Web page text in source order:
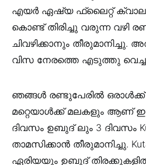
എയര്‍ ഏഷ്യ ഫ്ലൈറ്റ്
കൊണ്ട് തിരിച്ചു വരുന്ന വഴി
ചിവഴിക്കാനും തീരുമാനിച്ചു.
വിസ നേരത്തെ എടുത്തു
ഞങ്ങള്‍ രണ്ടുപേരില്‍
മറ്റെയാള്‍ക്ക് മലകളും ആണ്
ദിവസം ഉബുദ് ലും 3 ദിവസം
താമസിക്കാന്‍ തീരുമാനിച്ചു.
ഏരിയയും ഉബുദ്